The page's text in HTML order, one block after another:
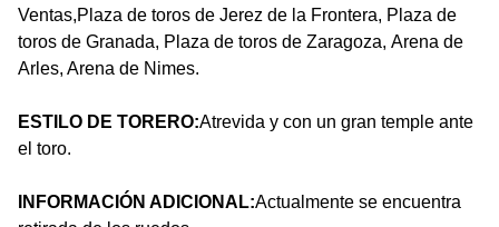
Ventas,Plaza de toros de Jerez de la Frontera, Plaza de
toros de Granada, Plaza de toros de Zaragoza, Arena de
Arles, Arena de Nimes.
ESTILO DE TORERO:Atrevida y con un gran temple ante
el toro.
INFORMACIÓN ADICIONAL:Actualmente se encuentra